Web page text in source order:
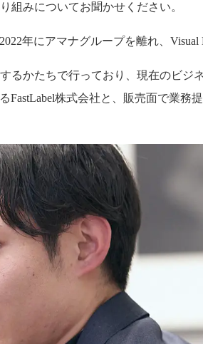
組みについてお聞かせください。
年にアマナグループを離れ、
かたちで行っており、現在のビジ
株式会社と、販売面で業